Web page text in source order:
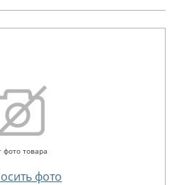
фото товара
фото